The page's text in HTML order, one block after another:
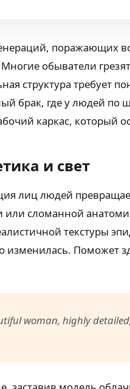
обыватели
структура требует
брак, где у людей по
каркас, который
и свет
лиц людей
или сломанной
текстуры
изменилась. Поможет
woman, highly